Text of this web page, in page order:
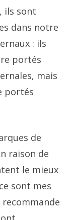
ils sont
dans notre
: ils
portés
mais
portés
de
raison de
le mieux
sont mes